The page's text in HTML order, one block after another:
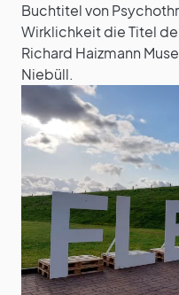
Buchtitel von
Wirklichkeit die Titel
Richard Haizmann
Niebüll.